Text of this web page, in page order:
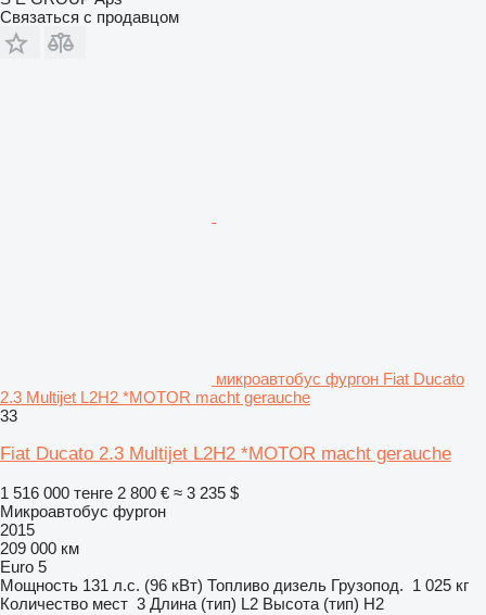
Связаться с продавцом
микроавтобус фургон Fiat Ducato
2.3 Multijet L2H2 *MOTOR macht gerauche
33
Fiat Ducato 2.3 Multijet L2H2 *MOTOR macht gerauche
1 516 000 тенге 2 800 € ≈ 3 235 $
Микроавтобус фургон
2015
209 000 км
Euro 5
Мощность 131 л.с. (96 кВт) Топливо дизель Грузопод. 1 025 кг
Количество мест 3 Длина (тип) L2 Высота (тип) H2